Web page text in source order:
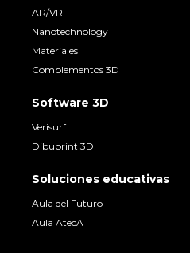
AR/VR
Nanotechnology
Materiales
Complementos 3D
Software 3D
Verisurf
Dibuprint 3D
Soluciones educativas
Aula del Futuro
Aula AtecA